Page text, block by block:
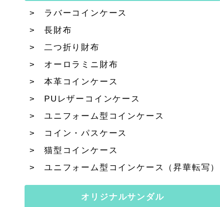
ラバーコインケース
長財布
二つ折り財布
オーロラミニ財布
本革コインケース
PUレザーコインケース
ユニフォーム型コインケース
コイン・パスケース
猫型コインケース
ユニフォーム型コインケース（昇華転写）
オリジナルサンダル